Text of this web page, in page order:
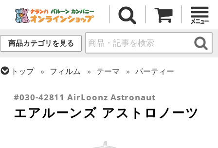
商品カテゴリを見る
トップ フィルム テーマ
パーティー
エアー・スタンディング(空気自立型) バルーン
#030-42811 AirLoonz Astronaut
エアルーンズ アストロノーツ